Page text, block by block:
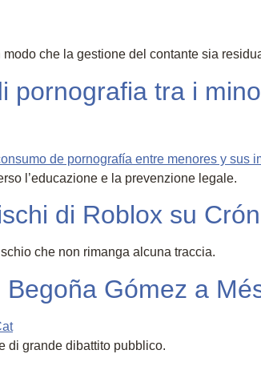
che la gestione del contante sia
pornografia tra i
l’educazione e la prevenzione legale.
di Roblox su
che non rimanga alcuna traccia.
Gómez a
di grande dibattito pubblico.